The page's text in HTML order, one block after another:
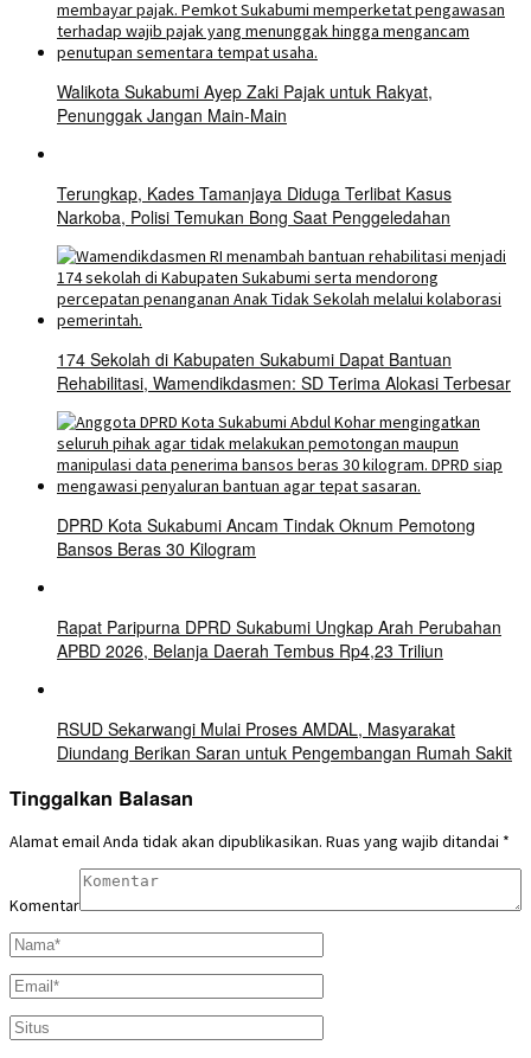
Walikota Sukabumi Ayep Zaki Pajak untuk Rakyat,
Penunggak Jangan Main-Main
Terungkap, Kades Tamanjaya Diduga Terlibat Kasus
Narkoba, Polisi Temukan Bong Saat Penggeledahan
174 Sekolah di Kabupaten Sukabumi Dapat Bantuan
Rehabilitasi, Wamendikdasmen: SD Terima Alokasi Terbesar
DPRD Kota Sukabumi Ancam Tindak Oknum Pemotong
Bansos Beras 30 Kilogram
Rapat Paripurna DPRD Sukabumi Ungkap Arah Perubahan
APBD 2026, Belanja Daerah Tembus Rp4,23 Triliun
RSUD Sekarwangi Mulai Proses AMDAL, Masyarakat
Diundang Berikan Saran untuk Pengembangan Rumah Sakit
Tinggalkan Balasan
Alamat email Anda tidak akan dipublikasikan. Ruas yang wajib ditandai *
Komentar